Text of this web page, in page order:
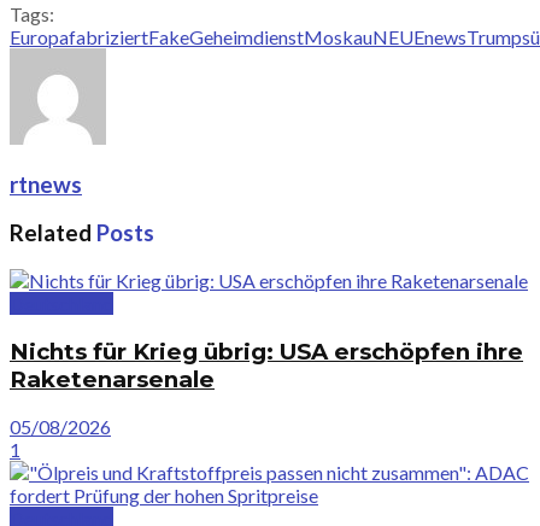
Tags:
EuropafabriziertFakeGeheimdienstMoskauNEUEnewsTrumps
rtnews
Related Posts
Nichts für Krieg übrig: USA erschöpfen ihre
Raketenarsenale
05/08/2026
1